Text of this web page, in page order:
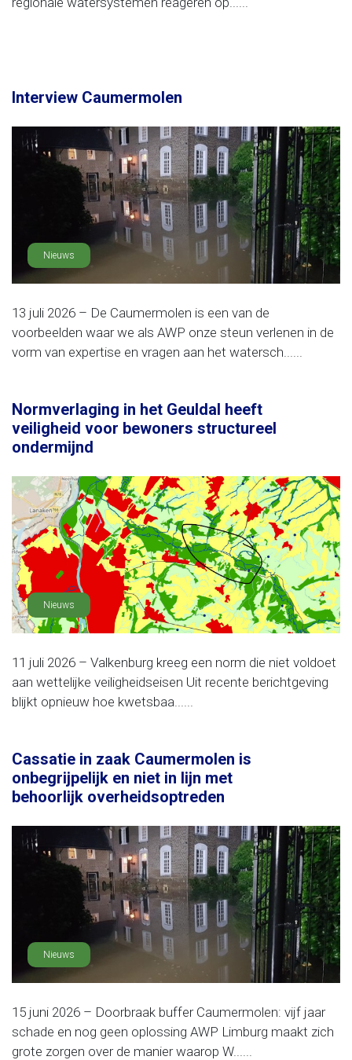
Interview Caumermolen
Nieuws
13 juli 2026 – De Caumermolen is een van de
voorbeelden waar we als AWP onze steun verlenen in de
vorm van expertise en vragen aan het watersch......
Normverlaging in het Geuldal heeft
veiligheid voor bewoners structureel
ondermijnd
Nieuws
11 juli 2026 – Valkenburg kreeg een norm die niet voldoet
aan wettelijke veiligheidseisen Uit recente berichtgeving
blijkt opnieuw hoe kwetsbaa......
Cassatie in zaak Caumermolen is
onbegrijpelijk en niet in lijn met
behoorlijk overheidsoptreden
Nieuws
15 juni 2026 – Doorbraak buffer Caumermolen: vijf jaar
schade en nog geen oplossing AWP Limburg maakt zich
grote zorgen over de manier waarop W......